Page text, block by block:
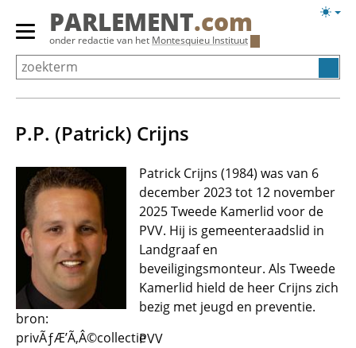
Overslaan
Primair
menu
tonen/verbergen
PARLEMENT.com
onder redactie van het Montesquieu Instituut
P.P. (Patrick) Crijns
bron:
privÃƒÆ’Ã‚Â©collectie
Patrick Crijns (1984) was van 6
december 2023 tot 12 november
2025 Tweede Kamerlid voor de
PVV. Hij is gemeenteraadslid in
Landgraaf en
beveiligingsmonteur. Als Tweede
Kamerlid hield de heer Crijns zich
bezig met jeugd en preventie.
PVV